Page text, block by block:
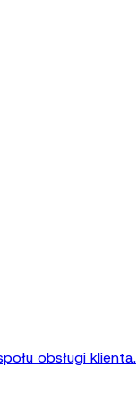
obsługi klienta.